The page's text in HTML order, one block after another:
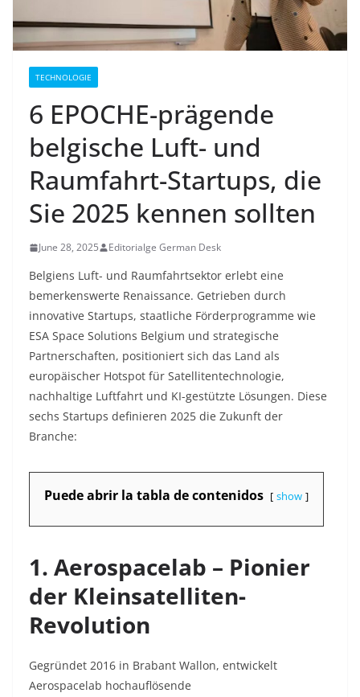
TECHNOLOGIE
6 EPOCHE-prägende
belgische Luft- und
Raumfahrt-Startups, die
Sie 2025 kennen sollten
June 28, 2025 Editorialge German Desk
Belgiens Luft- und Raumfahrtsektor erlebt eine
bemerkenswerte Renaissance. Getrieben durch
innovative Startups, staatliche Förderprogramme wie
ESA Space Solutions Belgium und strategische
Partnerschaften, positioniert sich das Land als
europäischer Hotspot für Satellitentechnologie,
nachhaltige Luftfahrt und KI-gestützte Lösungen. Diese
sechs Startups definieren 2025 die Zukunft der
Branche:
Puede abrir la tabla de contenidos show
1. Aerospacelab – Pionier
der Kleinsatelliten-
Revolution
Gegründet 2016 in Brabant Wallon, entwickelt
Aerospacelab hochauflösende